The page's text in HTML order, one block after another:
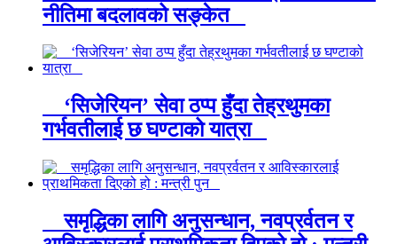
नीतिमा बदलावको सङ्केत
‘सिजेरियन’ सेवा ठप्प हुँदा तेह्रथुमका
गर्भवतीलाई छ घण्टाको यात्रा
समृद्धिका लागि अनुसन्धान, नवप्रर्वतन र